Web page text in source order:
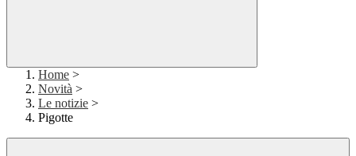
Home >
Novità >
Le notizie >
Pigotte